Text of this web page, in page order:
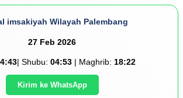
imsakiyah Wilayah Palembang
27 Feb 2026
| Shubu: 04:53 | Maghrib: 18:22
Kirim ke WhatsApp